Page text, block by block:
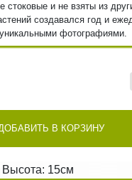
стоковые и не взяты из
создавался год и
фотографиями.
В КОРЗИНУ
15см